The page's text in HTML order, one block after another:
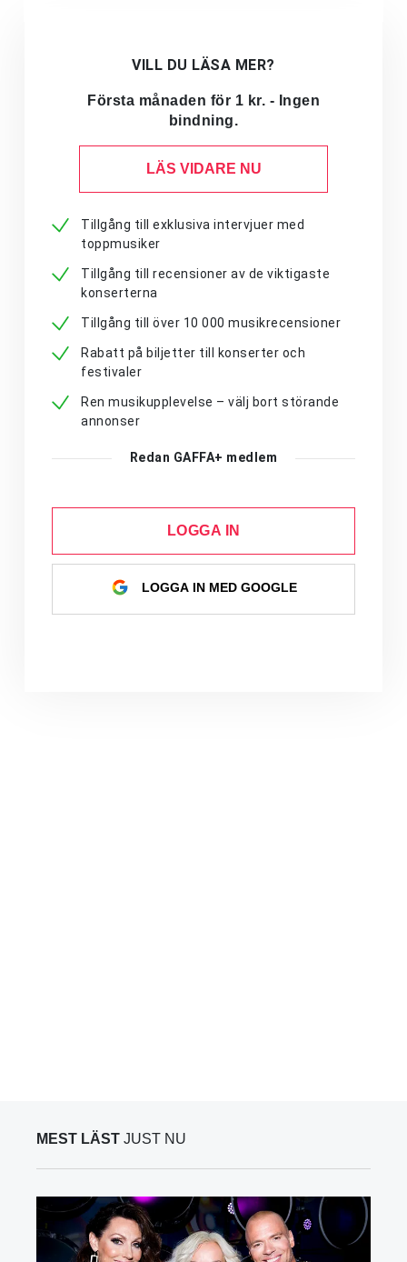
VILL DU LÄSA MER?
Första månaden för 1 kr. - Ingen
bindning.
LÄS VIDARE NU
Tillgång till exklusiva intervjuer med
toppmusiker
Tillgång till recensioner av de viktigaste
konserterna
Tillgång till över 10 000 musikrecensioner
Rabatt på biljetter till konserter och
festivaler
Ren musikupplevelse – välj bort störande
annonser
Redan GAFFA+ medlem
LOGGA IN
LOGGA IN MED GOOGLE
MEST LÄST JUST NU